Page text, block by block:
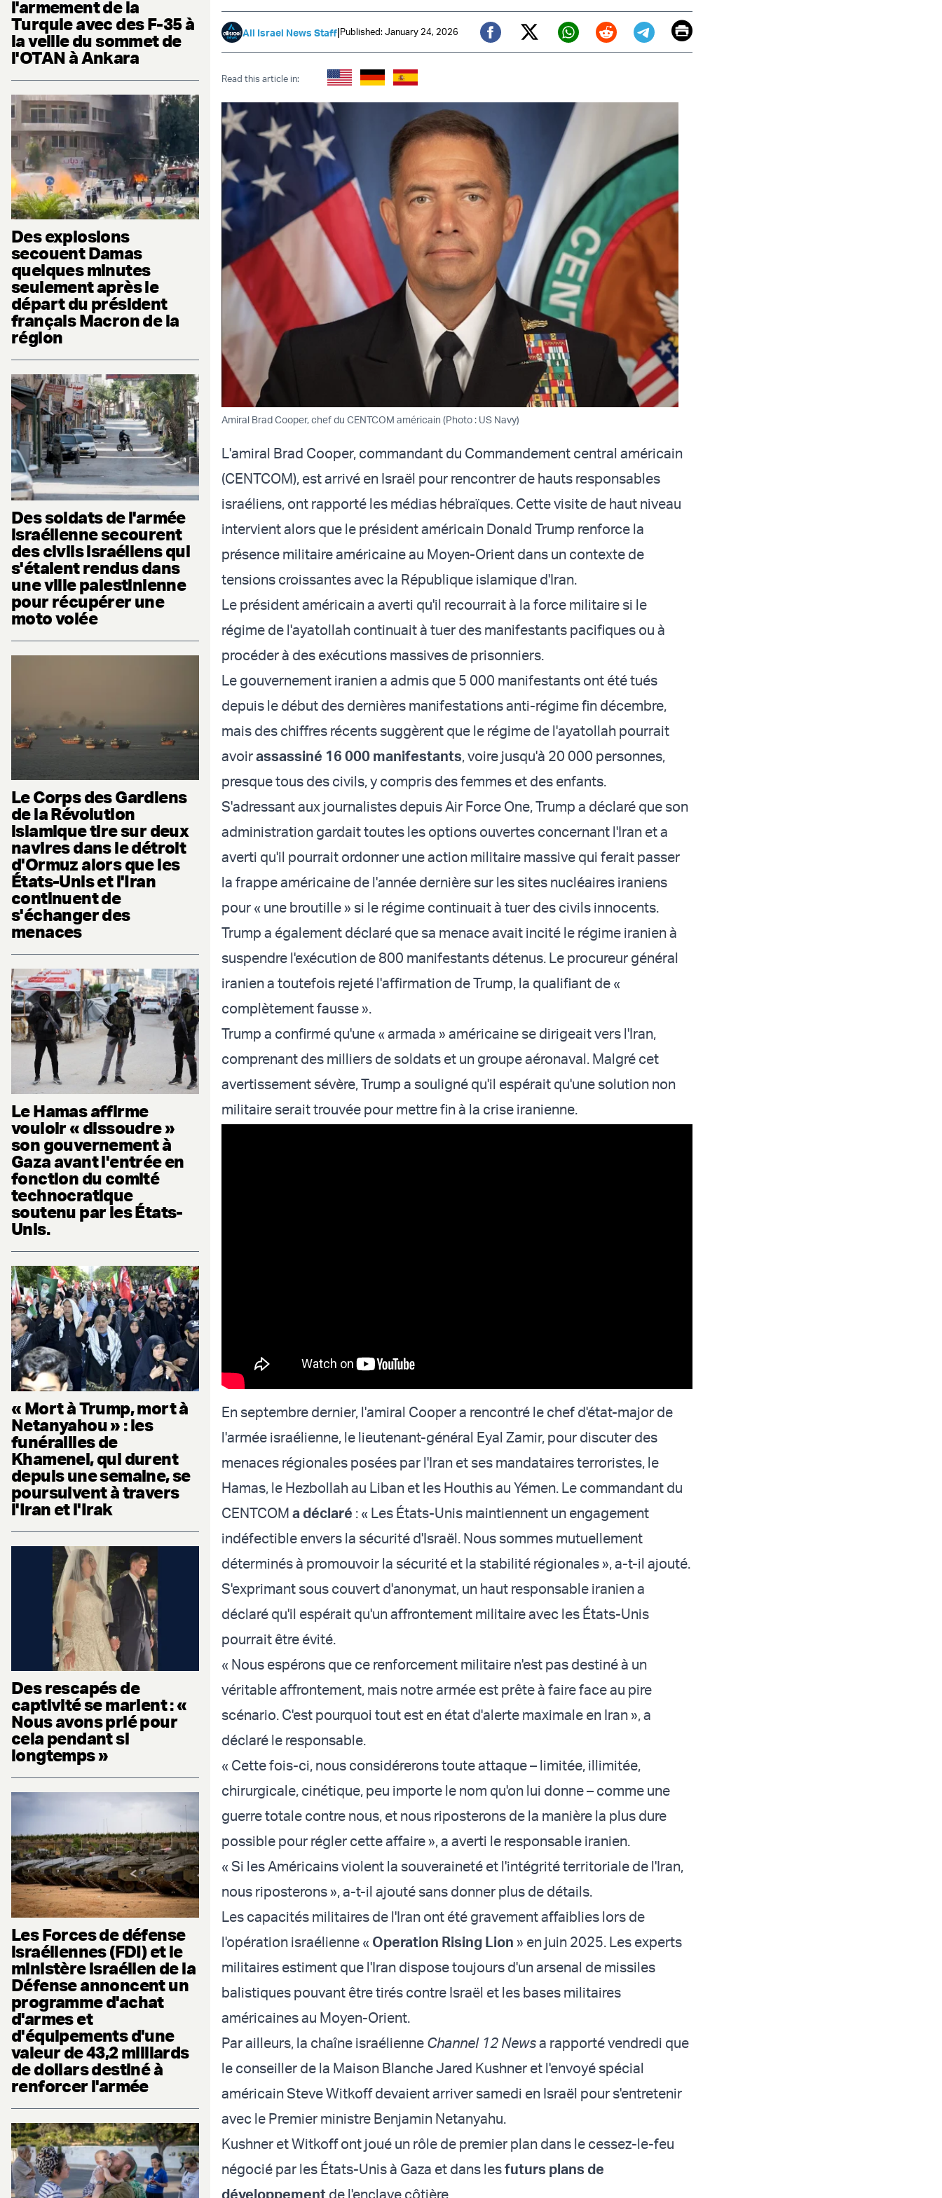
l'armement de la
Turquie avec des F-35 à
la veille du sommet de
l'OTAN à Ankara
Des explosions
secouent Damas
quelques minutes
seulement après le
départ du président
français Macron de la
région
Des soldats de l'armée
israélienne secourent
des civils israéliens qui
s'étaient rendus dans
une ville palestinienne
pour récupérer une
moto volée
Le Corps des Gardiens
de la Révolution
islamique tire sur deux
navires dans le détroit
d'Ormuz alors que les
États-Unis et l'Iran
continuent de
s'échanger des
menaces
Le Hamas affirme
vouloir « dissoudre »
son gouvernement à
Gaza avant l'entrée en
fonction du comité
technocratique
soutenu par les États-
Unis.
« Mort à Trump, mort à
Netanyahou » : les
funérailles de
Khamenei, qui durent
depuis une semaine, se
poursuivent à travers
l'Iran et l'Irak
Des rescapés de
captivité se marient : «
Nous avons prié pour
cela pendant si
longtemps »
Les Forces de défense
israéliennes (FDI) et le
ministère israélien de la
Défense annoncent un
programme d'achat
d'armes et
d'équipements d'une
valeur de 43,2 milliards
de dollars destiné à
renforcer l'armée
All Israel News Staff|Published: January 24, 2026
Facebook
Twitter (X)
Whatsapp
RedditTelegram
EmailPrint
Read this article in:
Amiral Brad Cooper, chef du CENTCOM américain (Photo : US Navy)
L'amiral Brad Cooper, commandant du Commandement central américain
(CENTCOM), est arrivé en Israël pour rencontrer de hauts responsables
israéliens, ont rapporté les médias hébraïques. Cette visite de haut niveau
intervient alors que le président américain Donald Trump renforce la
présence militaire américaine au Moyen-Orient dans un contexte de
tensions croissantes avec la République islamique d'Iran.
Le président américain a averti qu'il recourrait à la force militaire si le
régime de l'ayatollah continuait à tuer des manifestants pacifiques ou à
procéder à des exécutions massives de prisonniers.
Le gouvernement iranien a admis que 5 000 manifestants ont été tués
depuis le début des dernières manifestations anti-régime fin décembre,
mais des chiffres récents suggèrent que le régime de l'ayatollah pourrait
avoirassassiné 16 000 manifestants, voire jusqu'à 20 000 personnes,
presque tous des civils, y compris des femmes et des enfants.
S'adressant aux journalistes depuis Air Force One, Trump a déclaré que son
administration gardait toutes les options ouvertes concernant l'Iran et a
averti qu'il pourrait ordonner une action militaire massive qui ferait passer
la frappe américaine de l'année dernière sur les sites nucléaires iraniens
pour « une broutille » si le régime continuait à tuer des civils innocents.
Trump a également déclaré que sa menace avait incité le régime iranien à
suspendre l'exécution de 800 manifestants détenus. Le procureur général
iranien a toutefois rejeté l'affirmation de Trump, la qualifiant de «
complètement fausse ».
Trump a confirmé qu'une « armada » américaine se dirigeait vers l'Iran,
comprenant des milliers de soldats et un groupe aéronaval. Malgré cet
avertissement sévère, Trump a souligné qu'il espérait qu'une solution non
militaire serait trouvée pour mettre fin à la crise iranienne.
En septembre dernier, l'amiral Cooper a rencontré le chef d'état-major de
l'armée israélienne, le lieutenant-général Eyal Zamir, pour discuter des
menaces régionales posées par l'Iran et ses mandataires terroristes, le
Hamas, le Hezbollah au Liban et les Houthis au Yémen. Le commandant du
CENTCOM a déclaré : « Les États-Unis maintiennent un engagement
indéfectible envers la sécurité d'Israël. Nous sommes mutuellement
déterminés à promouvoir la sécurité et la stabilité régionales », a-t-il ajouté.
S'exprimant sous couvert d'anonymat, un haut responsable iranien a
déclaré qu'il espérait qu'un affrontement militaire avec les États-Unis
pourrait être évité.
« Nous espérons que ce renforcement militaire n'est pas destiné à un
véritable affrontement, mais notre armée est prête à faire face au pire
scénario. C'est pourquoi tout est en état d'alerte maximale en Iran », a
déclaré le responsable.
« Cette fois-ci, nous considérerons toute attaque – limitée, illimitée,
chirurgicale, cinétique, peu importe le nom qu'on lui donne – comme une
guerre totale contre nous, et nous riposterons de la manière la plus dure
possible pour régler cette affaire », a averti le responsable iranien.
« Si les Américains violent la souveraineté et l'intégrité territoriale de l'Iran,
nous riposterons », a-t-il ajouté sans donner plus de détails.
Les capacités militaires de l'Iran ont été gravement affaiblies lors de
l'opération israélienne « Operation Rising Lion » en juin 2025. Les experts
militaires estiment que l'Iran dispose toujours d'un arsenal de missiles
balistiques pouvant être tirés contre Israël et les bases militaires
américaines au Moyen-Orient.
Par ailleurs, la chaîne israélienne Channel 12 Newsa rapporté vendredi que
le conseiller de la Maison Blanche Jared Kushner et l'envoyé spécial
américain Steve Witkoff devaient arriver samedi en Israël pour s'entretenir
avec le Premier ministre Benjamin Netanyahu.
Kushner et Witkoff ont joué un rôle de premier plan dans le cessez-le-feu
négocié par les États-Unis à Gaza et dans lesfuturs plans de
développement de l'enclave côtière.